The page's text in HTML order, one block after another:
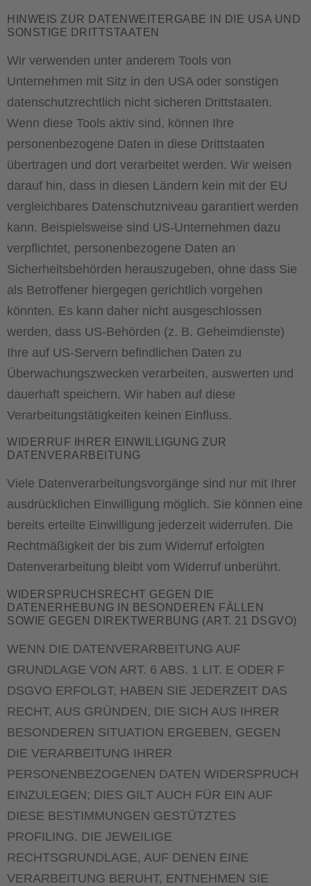
HINWEIS ZUR DATENWEITERGABE IN DIE USA UND
SONSTIGE DRITTSTAATEN
Wir verwenden unter anderem Tools von
Unternehmen mit Sitz in den USA oder sonstigen
datenschutzrechtlich nicht sicheren Drittstaaten.
Wenn diese Tools aktiv sind, können Ihre
personenbezogene Daten in diese Drittstaaten
übertragen und dort verarbeitet werden. Wir weisen
darauf hin, dass in diesen Ländern kein mit der EU
vergleichbares Datenschutzniveau garantiert werden
kann. Beispielsweise sind US-Unternehmen dazu
verpflichtet, personenbezogene Daten an
Sicherheitsbehörden herauszugeben, ohne dass Sie
als Betroffener hiergegen gerichtlich vorgehen
könnten. Es kann daher nicht ausgeschlossen
werden, dass US-Behörden (z. B. Geheimdienste)
Ihre auf US-Servern befindlichen Daten zu
Überwachungszwecken verarbeiten, auswerten und
dauerhaft speichern. Wir haben auf diese
Verarbeitungstätigkeiten keinen Einfluss.
WIDERRUF IHRER EINWILLIGUNG ZUR
DATENVERARBEITUNG
Viele Datenverarbeitungsvorgänge sind nur mit Ihrer
ausdrücklichen Einwilligung möglich. Sie können eine
bereits erteilte Einwilligung jederzeit widerrufen. Die
Rechtmäßigkeit der bis zum Widerruf erfolgten
Datenverarbeitung bleibt vom Widerruf unberührt.
WIDERSPRUCHSRECHT GEGEN DIE
DATENERHEBUNG IN BESONDEREN FÄLLEN
SOWIE GEGEN DIREKTWERBUNG (ART. 21 DSGVO)
WENN DIE DATENVERARBEITUNG AUF
GRUNDLAGE VON ART. 6 ABS. 1 LIT. E ODER F
DSGVO ERFOLGT, HABEN SIE JEDERZEIT DAS
RECHT, AUS GRÜNDEN, DIE SICH AUS IHRER
BESONDEREN SITUATION ERGEBEN, GEGEN
DIE VERARBEITUNG IHRER
PERSONENBEZOGENEN DATEN WIDERSPRUCH
EINZULEGEN; DIES GILT AUCH FÜR EIN AUF
DIESE BESTIMMUNGEN GESTÜTZTES
PROFILING. DIE JEWEILIGE
RECHTSGRUNDLAGE, AUF DENEN EINE
VERARBEITUNG BERUHT, ENTNEHMEN SIE